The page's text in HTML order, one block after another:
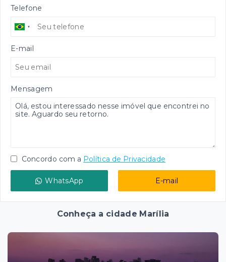
Telefone
E-mail
Mensagem
Concordo com a Política de Privacidade
WhatsApp E-mail
Conheça a cidade Marília